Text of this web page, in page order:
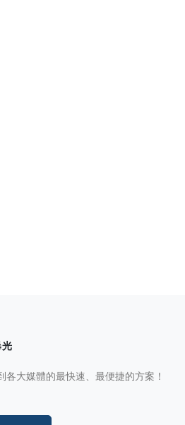
各大媒體的最快速、最便捷的方案！